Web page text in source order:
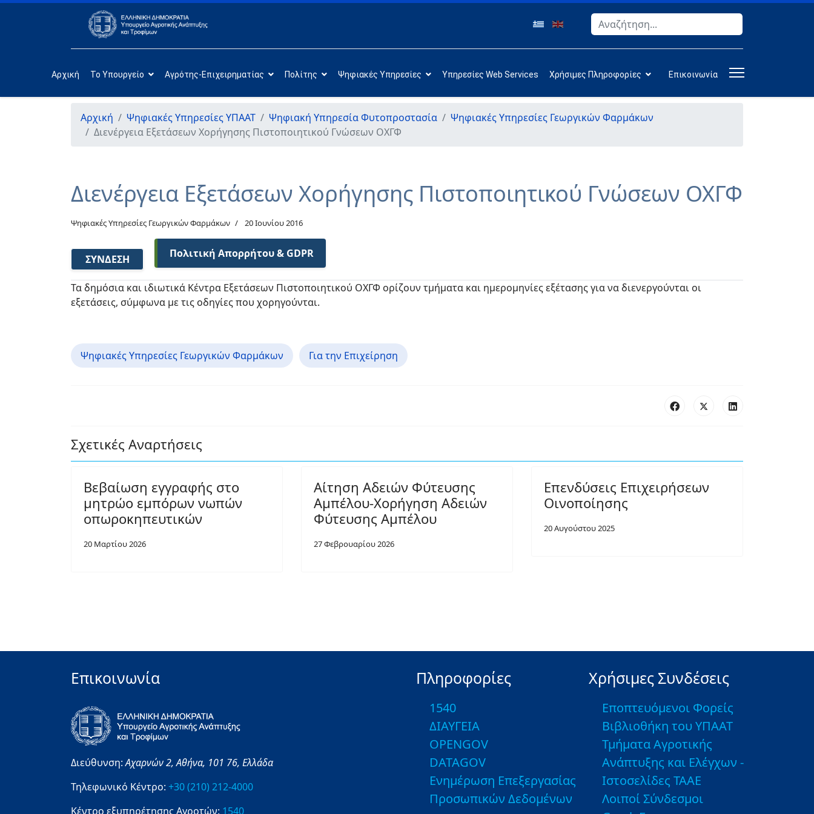
Αναζήτηση
Αρχική Το Υπουργείο Αγρότης-Επιχειρηματίας Πολίτης Ψηφιακές Υπηρεσίες Υπηρεσίες Web Services Χρήσιμες Πληροφορίες Επικοινωνία
Αρχική Ψηφιακές Υπηρεσίες ΥΠΑΑΤ Ψηφιακή Υπηρεσία Φυτοπροστασία
Ψηφιακές Υπηρεσίες Γεωργικών Φαρμάκων
Διενέργεια Εξετάσεων Χορήγησης Πιστοποιητικού Γνώσεων ΟΧΓΦ
Διενέργεια Εξετάσεων Χορήγησης Πιστοποιητικού Γνώσεων ΟΧΓΦ
Ψηφιακές Υπηρεσίες Γεωργικών Φαρμάκων 20 Ιουνίου 2016
ΣΎΝΔΕΣΗ Πολιτική Απορρήτου & GDPR
Τα δημόσια και ιδιωτικά Κέντρα Εξετάσεων Πιστοποιητικού ΟΧΓΦ ορίζουν τμήματα και ημερομηνίες εξέτασης για να διενεργούνται οι
εξετάσεις, σύμφωνα με τις οδηγίες που χορηγούνται.
Ψηφιακές Υπηρεσίες Γεωργικών Φαρμάκων Για την Επιχείρηση
Σχετικές Αναρτήσεις
Βεβαίωση εγγραφής στο
μητρώο εμπόρων νωπών
οπωροκηπευτικών
20 Μαρτίου 2026
Αίτηση Αδειών Φύτευσης
Αμπέλου-Χορήγηση Αδειών
Φύτευσης Αμπέλου
27 Φεβρουαρίου 2026
Επενδύσεις Επιχειρήσεων
Οινοποίησης
20 Αυγούστου 2025
Επικοινωνία
Διεύθυνση:Αχαρνών 2,Αθήνα, 101 76, Ελλάδα
Τηλεφωνικό Κέντρο: +30 (210) 212-4000
Κέντρο εξυπηρέτησης Αγροτών: 1540
Πληροφορίες
1540
ΔΙΑΥΓΕΙΑ
OPENGOV
DATAGOV
Ενημέρωση Επεξεργασίας
Προσωπικών Δεδομένων
Χρήσιμες Συνδέσεις
Εποπτευόμενοι Φορείς
Βιβλιοθήκη του ΥΠΑΑΤ
Τμήματα Αγροτικής
Ανάπτυξης και Ελέγχων -
Ιστοσελίδες ΤΑΑΕ
Λοιποί Σύνδεσμοι